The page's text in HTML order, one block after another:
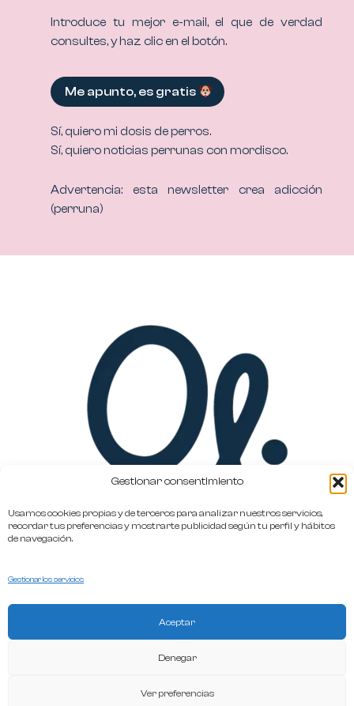
Gestionar consentimiento
Usamos cookies propias y de terceros para analizar nuestros servicios,
recordar tus preferencias y mostrarte publicidad según tu perfil y hábitos
de navegación.
Gestionar los servicios
Aceptar
Denegar
Ver preferencias
Introduce tu mejor e-mail, el que de verdad
consultes, y haz clic en el botón.
Me apunto, es gratis
Sí, quiero mi dosis de perros.
Sí, quiero noticias perrunas con mordisco.
Advertencia: esta newsletter crea adicción
(perruna)
n
s
t
a
El Blog de Oliviia